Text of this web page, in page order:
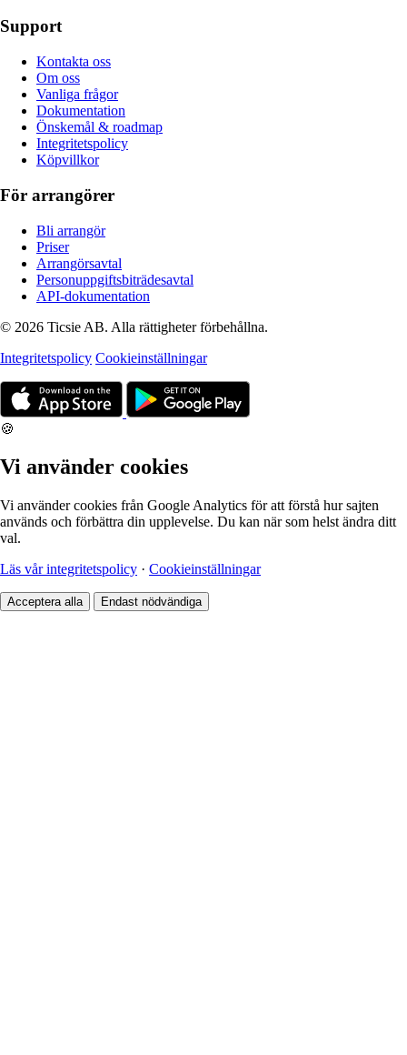
Support
Kontakta oss
Om oss
Vanliga frågor
Dokumentation
Önskemål & roadmap
Integritetspolicy
Köpvillkor
För arrangörer
Bli arrangör
Priser
Arrangörsavtal
Personuppgiftsbiträdesavtal
API-dokumentation
© 2026 Ticsie AB. Alla rättigheter förbehållna.
Integritetspolicy Cookieinställningar
🍪
Vi använder cookies
Vi använder cookies från Google Analytics för att förstå hur sajten
används och förbättra din upplevelse. Du kan när som helst ändra ditt
val.
Läs vår integritetspolicy · Cookieinställningar
Acceptera alla Endast nödvändiga